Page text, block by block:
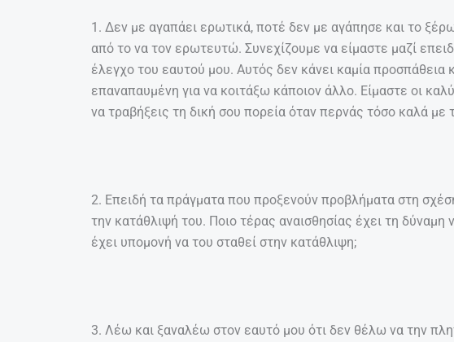
1. Δεν με αγαπάει ερωτικά, ποτέ δεν με αγάπησε και το
από το να τον ερωτευτώ. Συνεχίζουμε να είμαστε μαζί
έλεγχο του εαυτού μου. Αυτός δεν κάνει καμία προσπάθεια
επαναπαυμένη για να κοιτάξω κάποιον άλλο. Είμαστε οι
να τραβήξεις τη δική σου πορεία όταν περνάς τόσο καλά με
2. Επειδή τα πράγματα που προξενούν προβλήματα στη
την κατάθλιψή του. Ποιο τέρας αναισθησίας έχει τη δύναμη
έχει υπομονή να του σταθεί στην κατάθλιψη;
3. Λέω και ξαναλέω στον εαυτό μου ότι δεν θέλω να την